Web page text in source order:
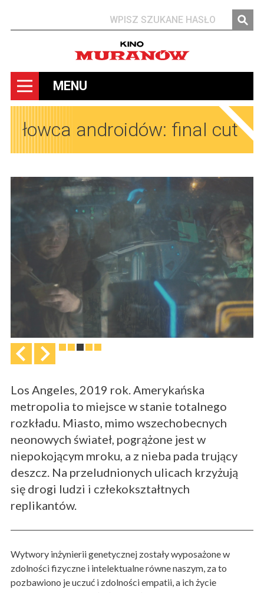
MENU
łowca androidów: final cut
Obrazy
Obrazy
Obrazy
Obrazy
Obrazy
Los Angeles, 2019 rok. Amerykańska
metropolia to miejsce w stanie totalnego
rozkładu. Miasto, mimo wszechobecnych
neonowych świateł, pogrążone jest w
niepokojącym mroku, a z nieba pada trujący
deszcz. Na przeludnionych ulicach krzyżują
się drogi ludzi i człekokształtnych
replikantów.
Wytwory inżynierii genetycznej zostały wyposażone w
zdolności fizyczne i intelektualne równe naszym, za to
pozbawiono je uczuć i zdolności empatii, a ich życie